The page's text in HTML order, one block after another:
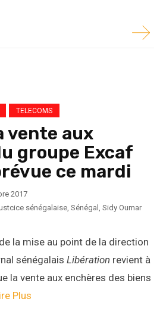
TELECOMS
vente aux
groupe Excaf
ce mardi
2017
sénégalaise, Sénégal , Sidy Oumar
la mise au point de la direction
sénégalais Libération revient à
la vente aux enchères des biens
Plus